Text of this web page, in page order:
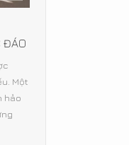
ĐÁO
Một
hảo